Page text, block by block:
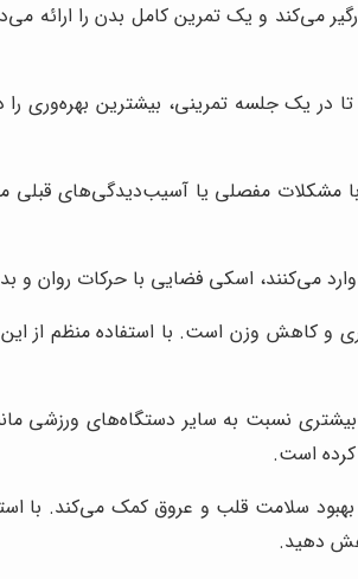
می‌کند و یک تمرین کامل بدن را ارائه
یک جلسه تمرینی، بیشترین بهره‌وری را
مشکلات مفصلی یا آسیب‌دیدگی‌های قبلی
می‌کنند، اسکی فضایی با حرکات روان
و کاهش وزن است. با استفاده منظم از
بیشتری نسبت به سایر دستگاه‌های
کرده است.
سلامت قلب و عروق کمک می‌کند. با
دهید.